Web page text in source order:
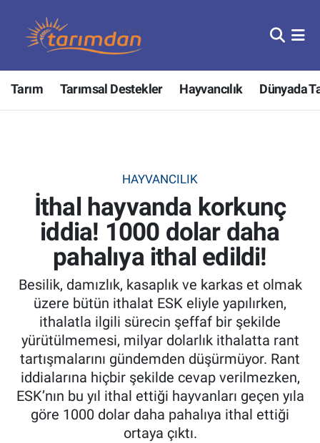
Tarım Tarımsal Destekler Hayvancılık Dünyada
HAYVANCILIK
İthal hayvanda korkunç
iddia! 1000 dolar daha
pahalıya ithal edildi!
Besilik, damızlık, kasaplık ve karkas et olmak
üzere bütün ithalat ESK eliyle yapılırken,
ithalatla ilgili sürecin şeffaf bir şekilde
yürütülmemesi, milyar dolarlık ithalatta rant
tartışmalarını gündemden düşürmüyor. Rant
iddialarına hiçbir şekilde cevap verilmezken,
ESK’nın bu yıl ithal ettiği hayvanları geçen yıla
göre 1000 dolar daha pahalıya ithal ettiği
ortaya çıktı.
Tarım
Hayvancılık
Tarımsal Destekler
Tarım Bakanlığı
TZOB
Tarım Kredi Kooperatifleri
Pankobirlik
Et fiyatları
Tarım Bilgisi
Nöbetçi Eczaneler
Hava Durumu
Tüm Manşetler
Son Dakika Haberleri
Haber Arşivi